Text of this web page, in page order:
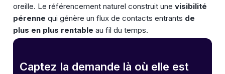
oreille. Le référencement naturel construit une visibilité
pérenne qui génère un flux de contacts entrants de
plus en plus rentable au fil du temps.
Captez la demande là où elle est